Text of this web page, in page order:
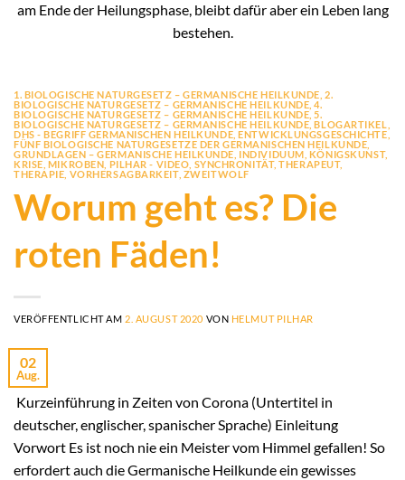
am Ende der Heilungsphase, bleibt dafür aber ein Leben lang
bestehen.
1. BIOLOGISCHE NATURGESETZ – GERMANISCHE HEILKUNDE ,2.
BIOLOGISCHE NATURGESETZ – GERMANISCHE HEILKUNDE ,4.
BIOLOGISCHE NATURGESETZ – GERMANISCHE HEILKUNDE,5.
BIOLOGISCHE NATURGESETZ – GERMANISCHE HEILKUNDE,BLOGARTIKEL
DHS - BEGRIFF GERMANISCHEN HEILKUNDE ,ENTWICKLUNGSGESCHICHTE,
FÜNF BIOLOGISCHE NATURGESETZE DER GERMANISCHEN HEILKUNDE
GRUNDLAGEN – GERMANISCHE HEILKUNDE INDIVIDUUM KÖNIGSKUNST,
KRISE MIKROBEN PILHAR - VIDEO SYNCHRONITÄT,THERAPEUT,
THERAPIE VORHERSAGBARKEIT, ZWEITWOLF
Worum geht es? Die
roten Fäden!
VERÖFFENTLICHT AM 2. AUGUST 2020 VON HELMUT PILHAR
02
Aug.
Kurzeinführung in Zeiten von Corona (Untertitel in
deutscher, englischer, spanischer Sprache) Einleitung
Vorwort Es ist noch nie ein Meister vom Himmel gefallen! So
erfordert auch die Germanische Heilkunde ein gewisses